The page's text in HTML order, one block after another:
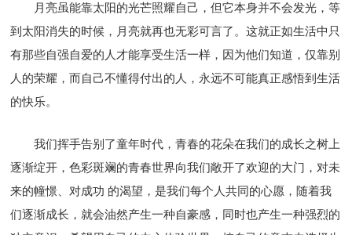
月亮虽能靠太阳的光芒照耀自己，但它本身并不会发光，等
到太阳消失的时候，月亮就再也无彩可言了。这就正如生活中只
有那些自强自爱的人才能享受生活一样，因为他们知道，仅靠别
人的荣耀，而自己不懂得付出的人，永远不可能真正感悟到生活
的快乐。
我们挥手告别了童年时代，青春的花朵在我们的成长之树上
逐渐绽开，色彩斑斓的青春世界向我们敞开了欢迎的大门，对未
来的幢憬、对成功 的渴望，是我们每个人共同的心愿，随着我
们逐渐成长，就会油然产生一种自豪感，同时也产生一种强烈的